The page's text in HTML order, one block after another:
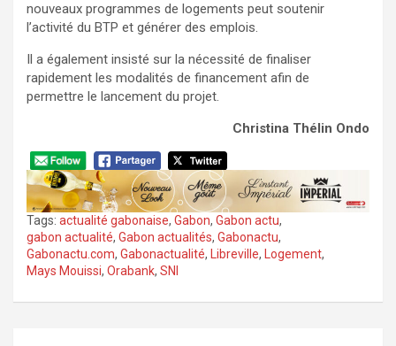
nouveaux programmes de logements peut soutenir
l’activité du BTP et générer des emplois.
Il a également insisté sur la nécessité de finaliser
rapidement les modalités de financement afin de
permettre le lancement du projet.
Christina Thélin Ondo
Tags: actualité gabonaise, Gabon, Gabon actu,
gabon actualité, Gabon actualités, Gabonactu,
Gabonactu.com, Gabonactualité, Libreville, Logement,
Mays Mouissi, Orabank, SNI